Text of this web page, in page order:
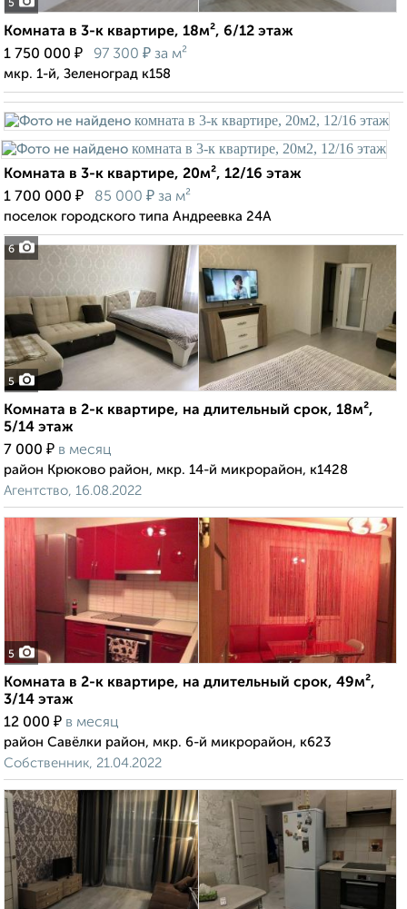
5
Комната в 3-к квартире, 18м², 6/12 этаж
1 750 000 ₽ 97 300 ₽ за м²
мкр. 1-й, Зеленоград к158
6
Комната в 3-к квартире, 20м², 12/16 этаж
1 700 000 ₽ 85 000 ₽ за м²
поселок городского типа Андреевка 24А
5
Комната в 2-к квартире, на длительный срок, 18м²,
5/14 этаж
7 000 ₽ в месяц
район Крюково район, мкр. 14-й микрорайон, к1428
Агентство, 16.08.2022
5
Комната в 2-к квартире, на длительный срок, 49м²,
3/14 этаж
12 000 ₽ в месяц
район Савёлки район, мкр. 6-й микрорайон, к623
Собственник, 21.04.2022